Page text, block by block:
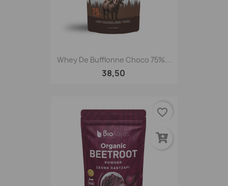
Whey De Bufflonne Choco 75%...
38,50
favorite_border